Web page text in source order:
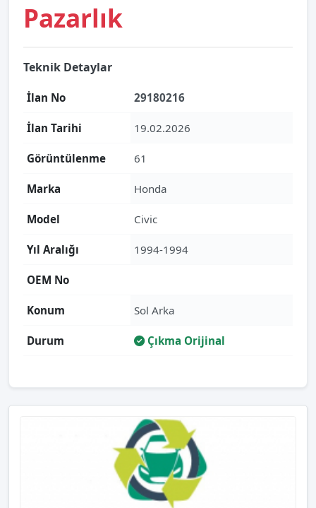
Pazarlık
Teknik Detaylar
İlan No 29180216
İlan Tarihi 19.02.2026
Görüntülenme 61
Marka Honda
Model Civic
Yıl Aralığı 1994-1994
OEM No
Konum Sol Arka
Durum Çıkma Orijinal